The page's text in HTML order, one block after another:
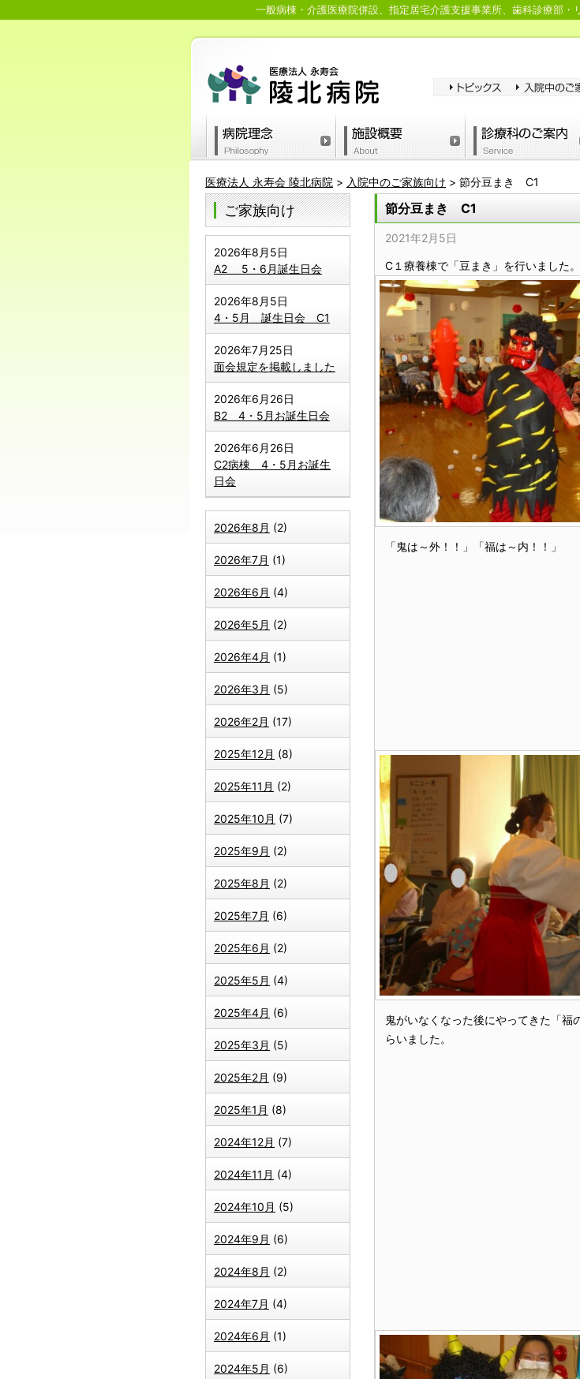
一般病棟・介護医療院併設、指定居宅介護支援事業所、歯科診療部
医療法人 永寿会 陵北病院 > 入院中のご家族向け > 節分豆まき C1
ご家族向け
2026年8月5日
A2 5・6月誕生日会
2026年8月5日
4・5月 誕生日会 C1
2026年7月25日
面会規定を掲載しました
2026年6月26日
B2 4・5月お誕生日会
2026年6月26日
C2病棟 4・5月お誕生
日会
2026年8月 (2)
2026年7月 (1)
2026年6月 (4)
2026年5月 (2)
2026年4月 (1)
2026年3月 (5)
2026年2月 (17)
2025年12月 (8)
2025年11月 (2)
2025年10月 (7)
2025年9月 (2)
2025年8月 (2)
2025年7月 (6)
2025年6月 (2)
2025年5月 (4)
2025年4月 (6)
2025年3月 (5)
2025年2月 (9)
2025年1月 (8)
2024年12月 (7)
2024年11月 (4)
2024年10月 (5)
2024年9月 (6)
2024年8月 (2)
2024年7月 (4)
2024年6月 (1)
2024年5月 (6)
節分豆まき C1
2021年2月5日
C１療養棟で「豆まき」を行いました。
「鬼は～外！！」「福は～内！！」
鬼がいなくなった後にやってきた「福
らいました。